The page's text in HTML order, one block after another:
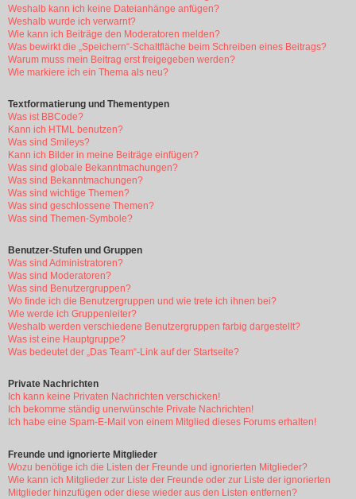
Weshalb kann ich keine Dateianhänge anfügen?
Weshalb wurde ich verwarnt?
Wie kann ich Beiträge den Moderatoren melden?
Was bewirkt die „Speichern“-Schaltfläche beim Schreiben eines Beitrags?
Warum muss mein Beitrag erst freigegeben werden?
Wie markiere ich ein Thema als neu?
Textformatierung und Thementypen
Was ist BBCode?
Kann ich HTML benutzen?
Was sind Smileys?
Kann ich Bilder in meine Beiträge einfügen?
Was sind globale Bekanntmachungen?
Was sind Bekanntmachungen?
Was sind wichtige Themen?
Was sind geschlossene Themen?
Was sind Themen-Symbole?
Benutzer-Stufen und Gruppen
Was sind Administratoren?
Was sind Moderatoren?
Was sind Benutzergruppen?
Wo finde ich die Benutzergruppen und wie trete ich ihnen bei?
Wie werde ich Gruppenleiter?
Weshalb werden verschiedene Benutzergruppen farbig dargestellt?
Was ist eine Hauptgruppe?
Was bedeutet der „Das Team“-Link auf der Startseite?
Private Nachrichten
Ich kann keine Privaten Nachrichten verschicken!
Ich bekomme ständig unerwünschte Private Nachrichten!
Ich habe eine Spam-E-Mail von einem Mitglied dieses Forums erhalten!
Freunde und ignorierte Mitglieder
Wozu benötige ich die Listen der Freunde und ignorierten Mitglieder?
Wie kann ich Mitglieder zur Liste der Freunde oder zur Liste der ignorierten
Mitglieder hinzufügen oder diese wieder aus den Listen entfernen?